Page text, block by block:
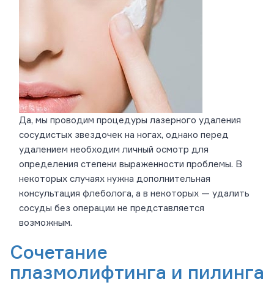
Да, мы проводим процедуры лазерного удаления
сосудистых звездочек на ногах, однако перед
удалением необходим личный осмотр для
определения степени выраженности проблемы. В
некоторых случаях нужна дополнительная
консультация флеболога, а в некоторых — удалить
сосуды без операции не представляется
возможным.
Сочетание
плазмолифтинга и пилинга